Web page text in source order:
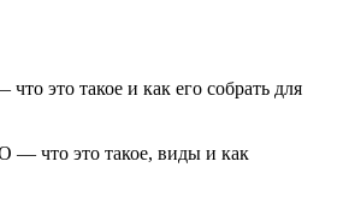
это такое и как его собрать для
— что это такое, виды и как